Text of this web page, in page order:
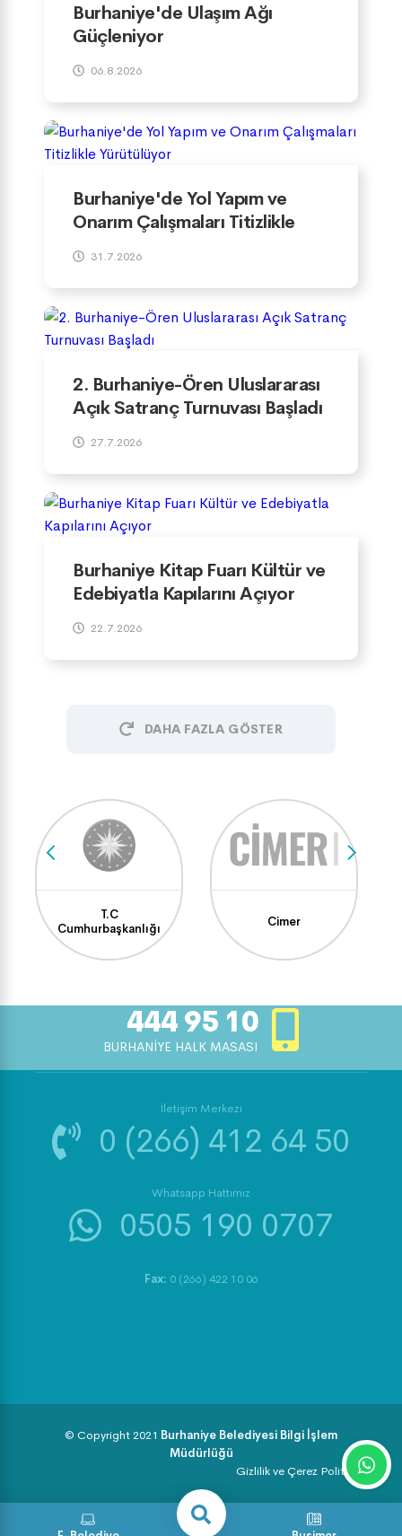
Burhaniye'de Ulaşım Ağı
Güçleniyor
06.8.2026
Burhaniye'de Yol Yapım ve
Onarım Çalışmaları Titizlikle
Yürütülüyor
31.7.2026
2. Burhaniye-Ören Uluslararası
Açık Satranç Turnuvası Başladı
27.7.2026
Burhaniye Kitap Fuarı Kültür ve
Edebiyatla Kapılarını Açıyor
22.7.2026
DAHA FAZLA GÖSTER
T.C
Cumhurbaşkanlığı
Cimer
444 95 10
BURHANİYE HALK MASASI
İletişim Merkezi
0 (266) 412 64 50
Whatsapp Hattımız
0505 190 0707
Fax: 0 (266) 422 10 06
© Copyright 2021 Burhaniye Belediyesi Bilgi İşlem
Müdürlüğü
Gizlilik ve Çerez Politikası